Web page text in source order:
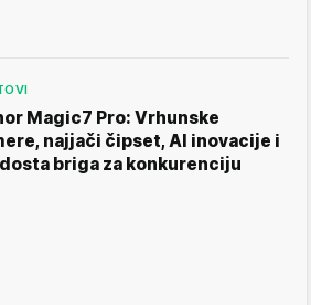
Magic7 Pro: Vrhunske
najjači čipset, AI inovacije i
briga za konkurenciju